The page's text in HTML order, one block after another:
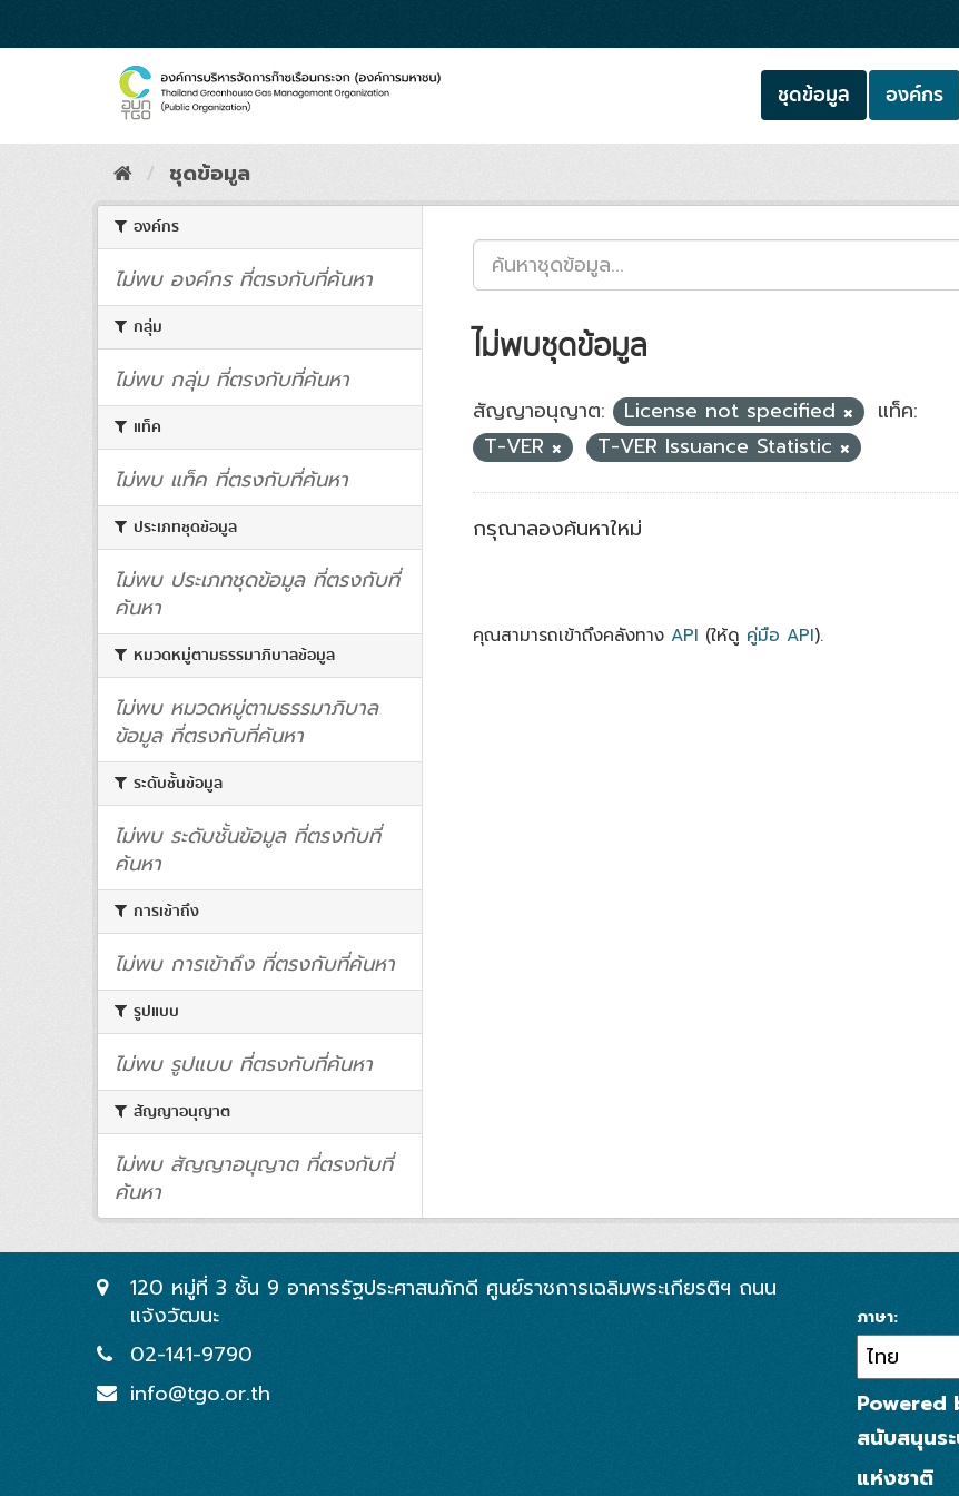
to
ชุดข้อมูล องค์กร
ชุดข้อมูล
องค์กร
ไม่พบ องค์กร ที่ตรงกับที่ค้นหา
กลุ่ม
ไม่พบ กลุ่ม ที่ตรงกับที่ค้นหา
แท็ค
ไม่พบ แท็ค ที่ตรงกับที่ค้นหา
ประเภทชุดข้อมูล
ไม่พบ ประเภทชุดข้อมูล ที่ตรงกับที่
ค้นหา
หมวดหมู่ตามธรรมาภิบาลข้อมูล
ไม่พบ หมวดหมู่ตามธรรมาภิบาล
ข้อมูล ที่ตรงกับที่ค้นหา
ระดับชั้นข้อมูล
ไม่พบ ระดับชั้นข้อมูล ที่ตรงกับที่
ค้นหา
การเข้าถึง
ไม่พบ การเข้าถึง ที่ตรงกับที่ค้นหา
รูปแบบ
ไม่พบ รูปแบบ ที่ตรงกับที่ค้นหา
สัญญาอนุญาต
ไม่พบ สัญญาอนุญาต ที่ตรงกับที่
ค้นหา
ไม่พบชุดข้อมูล
สัญญาอนุญาต: License not specified
แท็ค:
T-VER
T-VER Issuance Statistic
กรุณาลองค้นหาใหม่
คุณสามารถเข้าถึงคลังทาง API (ให้ดู คู่มือ API).
120 หมู่ที่ 3 ชั้น 9 อาคารรัฐประศาสนภักดี ศูนย์ราชการเฉลิมพระเกียรติฯ ถนน
แจ้งวัฒนะ
02-141-9790
info@tgo.or.th
ภาษา
Powered
สนับสนุนร
แห่งชาติ